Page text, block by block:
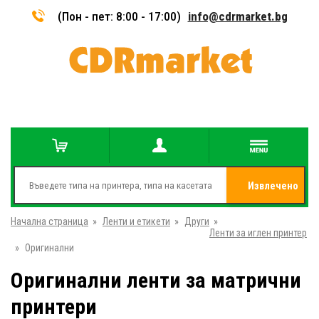
(Пон - пет: 8:00 - 17:00) info@cdrmarket.bg
Извлечено
Начална страница » Ленти и етикети » Други »
Ленти за иглен принтер
» Оригинални
Оригинални ленти за матрични
принтери